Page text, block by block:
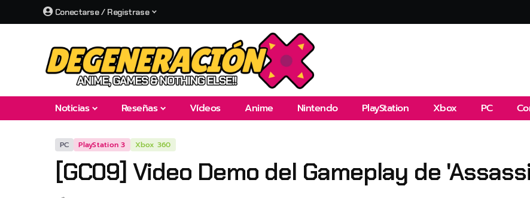
Conectarse / Registrase
Noticias Reseñas Vídeos Anime Nintendo PlayStation Xbox PC
PC PlayStation 3 Xbox 360
[GC09] Video Demo del Gameplay de